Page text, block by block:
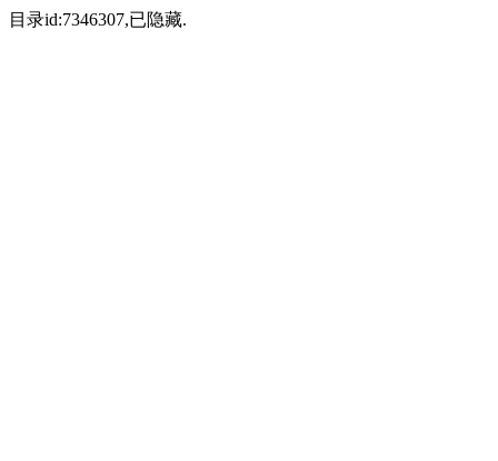
目录id:7346307,已隐藏.